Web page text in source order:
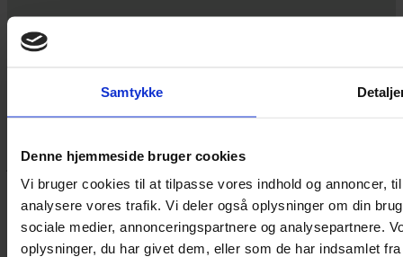
Samtykke
Denne hjemmeside bruger cookies
Vi bruger cookies til at tilpasse vores indhold og annoncer,
analysere vores trafik. Vi deler også oplysninger om din
sociale medier, annonceringspartnere og analysepartnere.
oplysninger, du har givet dem, eller som de har indsamlet
mig
eller kom forbi butikken på Vestergade 12 i Tønder. Så hjælper
jeg dig på vej.
Vestergade 12 6270, Tønder
60 51 96 50
post@yarneverywear.dk
CVR 43041649